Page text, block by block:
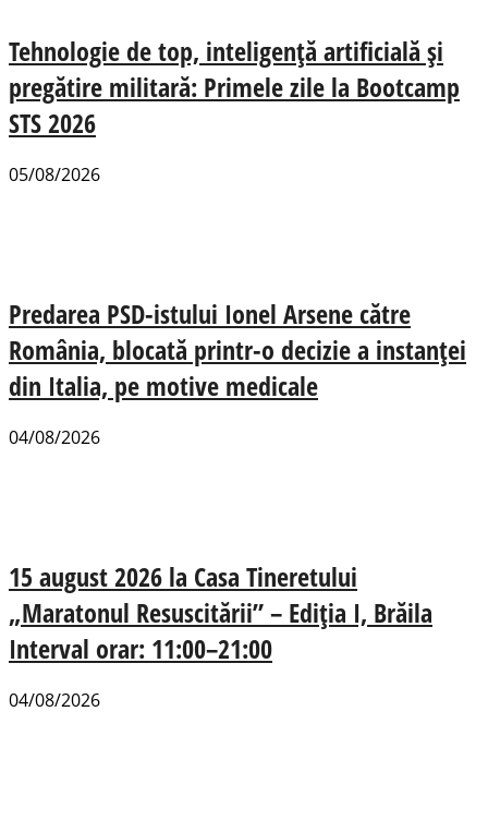
Tehnologie de top, inteligență artificială și
pregătire militară: Primele zile la Bootcamp
STS 2026
05/08/2026
Predarea PSD-istului Ionel Arsene către
România, blocată printr-o decizie a instanței
din Italia, pe motive medicale
04/08/2026
15 august 2026 la Casa Tineretului
„Maratonul Resuscitării” – Ediția I, Brăila
Interval orar: 11:00–21:00
04/08/2026